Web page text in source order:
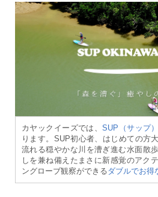
カヤックイーズでは、SUP（サップ
ります。SUP初心者、はじめての方
流れる穏やかな川を漕ぎ進む水面散
しを兼ね備えたまさに新感覚のアク
ングローブ観察ができるダブルでお得